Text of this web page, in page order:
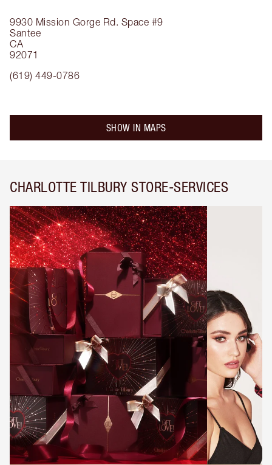
9930 Mission Gorge Rd. Space #9
Santee
CA
92071
(619) 449-0786
SHOW IN MAPS
CHARLOTTE TILBURY STORE-SERVICES